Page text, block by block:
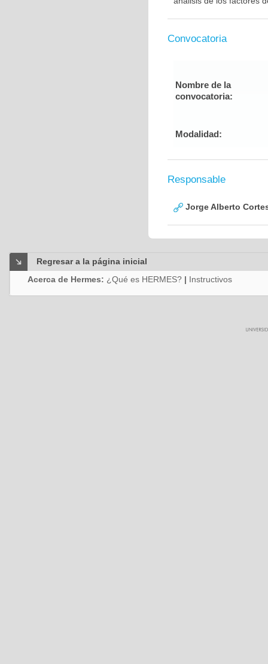
Convocatoria
Nombre de la
convocatoria:
Modalidad:
Responsable
Jorge Alberto
Regresar a la página inicial
Acerca de Hermes: ¿Qué es HERMES? | Instructivos